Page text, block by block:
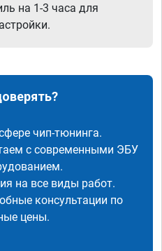
на 1-3 часа для
чип-тюнинга.
с современными ЭБУ
на все виды работ.
консультации по
цены.